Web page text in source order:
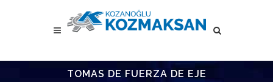
TOMAS DE FUERZA DE EJE